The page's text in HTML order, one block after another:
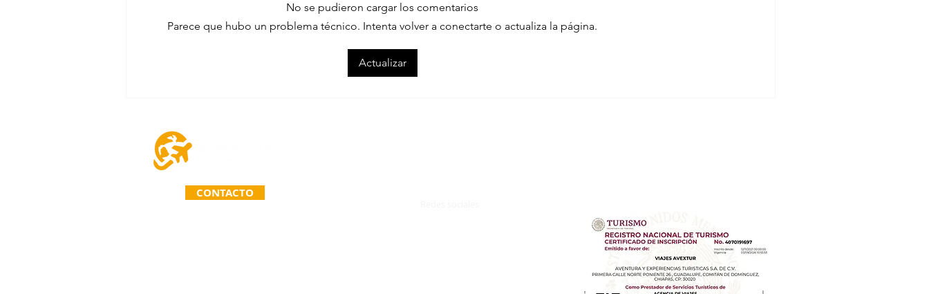
Hotel RIU Lupita
No se pudieron cargar los comentarios
Parece que hubo un problema técnico. Intenta volver a conectarte o actualiza la página.
Actualizar
CONTACTO